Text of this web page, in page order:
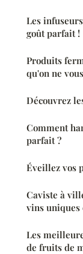
Les
goût parfait !
Produits
qu'on ne
Découvrez
Comment
parfait ?
Éveillez vos
Caviste à
vins uniques
Les
de fruits de